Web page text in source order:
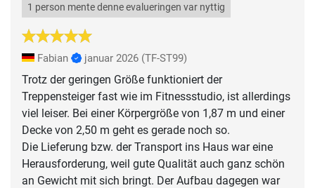
1 person mente denne evalueringen var nyttig
Fabian januar 2026 (TF-ST99)
Trotz der geringen Größe funktioniert der
Treppensteiger fast wie im Fitnessstudio, ist allerdings
viel leiser. Bei einer Körpergröße von 1,87 m und einer
Decke von 2,50 m geht es gerade noch so.
Die Lieferung bzw. der Transport ins Haus war eine
Herausforderung, weil gute Qualität auch ganz schön
an Gewicht mit sich bringt. Der Aufbau dagegen war